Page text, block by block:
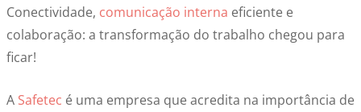
Conectividade, comunicação interna eficiente e
colaboração: a transformação do trabalho chegou para
ficar!
A Safetec é uma empresa que acredita na importância de